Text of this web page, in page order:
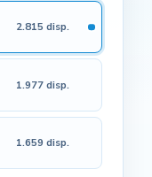
2.815 disp.
1.977 disp.
1.659 disp.